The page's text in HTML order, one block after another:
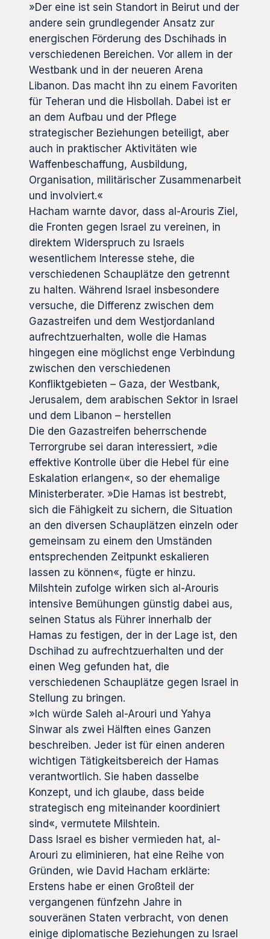
»Der eine ist sein Standort in Beirut und der
andere sein grundlegender Ansatz zur
energischen Förderung des Dschihads in
verschiedenen Bereichen. Vor allem in der
Westbank und in der neueren Arena
Libanon. Das macht ihn zu einem Favoriten
für Teheran und die Hisbollah. Dabei ist er
an dem Aufbau und der Pflege
strategischer Beziehungen beteiligt, aber
auch in praktischer Aktivitäten wie
Waffenbeschaffung, Ausbildung,
Organisation, militärischer Zusammenarbeit
und involviert.«
Hacham warnte davor, dass al-Arouris Ziel,
die Fronten gegen Israel zu vereinen, in
direktem Widerspruch zu Israels
wesentlichem Interesse stehe, die
verschiedenen Schauplätze den getrennt
zu halten. Während Israel insbesondere
versuche, die Differenz zwischen dem
Gazastreifen und dem Westjordanland
aufrechtzuerhalten, wolle die Hamas
hingegen eine möglichst enge Verbindung
zwischen den verschiedenen
Konfliktgebieten – Gaza, der Westbank,
Jerusalem, dem arabischen Sektor in Israel
und dem Libanon – herstellen
Die den Gazastreifen beherrschende
Terrorgrube sei daran interessiert, »die
effektive Kontrolle über die Hebel für eine
Eskalation erlangen«, so der ehemalige
Ministerberater. »Die Hamas ist bestrebt,
sich die Fähigkeit zu sichern, die Situation
an den diversen Schauplätzen einzeln oder
gemeinsam zu einem den Umständen
entsprechenden Zeitpunkt eskalieren
lassen zu können«, fügte er hinzu.
Milshtein zufolge wirken sich al-Arouris
intensive Bemühungen günstig dabei aus,
seinen Status als Führer innerhalb der
Hamas zu festigen, der in der Lage ist, den
Dschihad zu aufrechtzuerhalten und der
einen Weg gefunden hat, die
verschiedenen Schauplätze gegen Israel in
Stellung zu bringen.
»Ich würde Saleh al-Arouri und Yahya
Sinwar als zwei Hälften eines Ganzen
beschreiben. Jeder ist für einen anderen
wichtigen Tätigkeitsbereich der Hamas
verantwortlich. Sie haben dasselbe
Konzept, und ich glaube, dass beide
strategisch eng miteinander koordiniert
sind«, vermutete Milshtein.
Dass Israel es bisher vermieden hat, al-
Arouri zu eliminieren, hat eine Reihe von
Gründen, wie David Hacham erklärte:
Erstens habe er einen Großteil der
vergangenen fünfzehn Jahre in
souveränen Staten verbracht, von denen
einige diplomatische Beziehungen zu Israel